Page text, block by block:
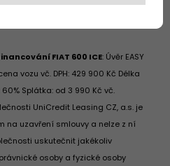
FIAT 600 ICE: Úvěr EASY
vozu vč. DPH: 429 900 Kč Délka
Splátka: od 3 990 Kč vč.
UniCredit Leasing CZ, a.s. je
na uzavření smlouvy a nelze z ní
uskutečnit jakékoliv
osoby a fyzické osoby